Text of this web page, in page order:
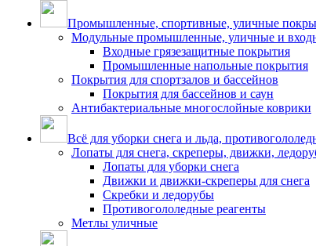
Промышленные, спортивные, уличные
Модульные промышленные, уличные и
Входные грязезащитные покрытия
Промышленные напольные покрытия
Покрытия для спортзалов и бассейнов
Покрытия для бассейнов и саун
Антибактериальные многослойные коврики
Всё для уборки снега и льда,
Лопаты для снега, скреперы, движки,
Лопаты для уборки снега
Движки и движки-скреперы для снега
Скребки и ледорубы
Противогололедные реагенты
Метлы уличные